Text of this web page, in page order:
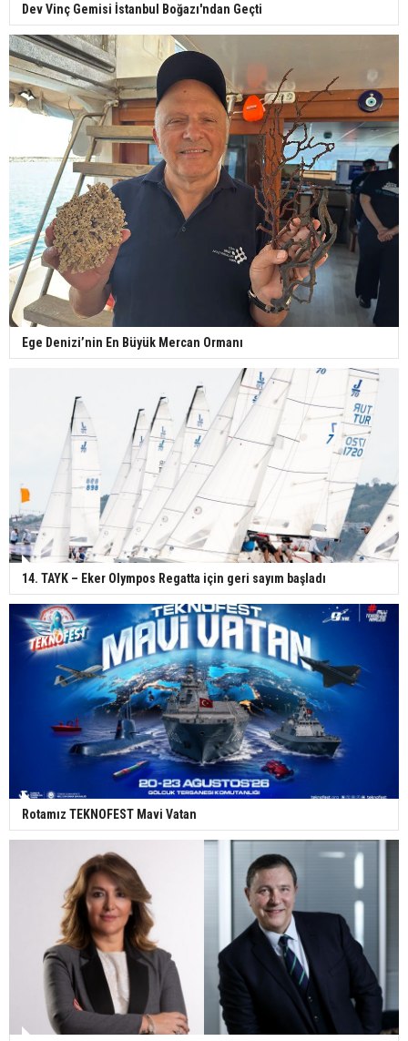
Dev Vinç Gemisi İstanbul Boğazı'ndan Geçti
Ege Denizi’nin En Büyük Mercan Ormanı
14. TAYK – Eker Olympos Regatta için geri sayım başladı
Rotamız TEKNOFEST Mavi Vatan